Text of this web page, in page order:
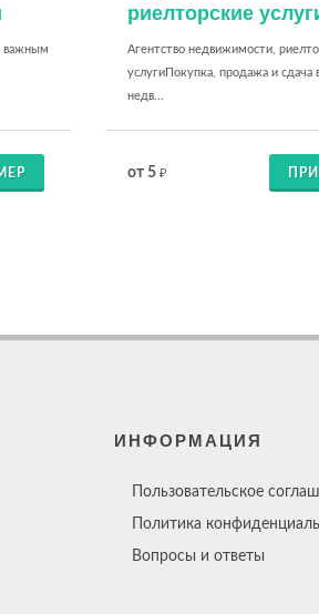
важным
риелторские
Агентство недвижимости,
услугиПокупка, продажа и сдача
недв...
от 5 ₽
ИНФОРМАЦИЯ
Пользовательское
Политика
Вопросы и ответы